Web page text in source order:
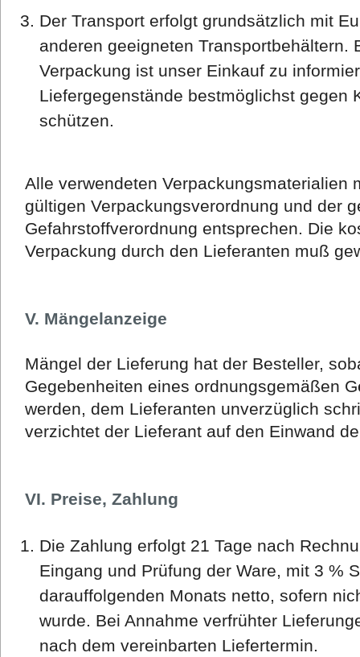
Der Transport erfolgt grundsätzlich mit
anderen geeigneten Transportbehältern.
Verpackung ist unser Einkauf zu
Liefergegenstände bestmöglichst gegen
schützen.
Alle verwendeten Verpackungsmaterialien
gültigen Verpackungsverordnung und der
Gefahrstoffverordnung entsprechen. Die
Verpackung durch den Lieferanten muß
V. Mängelanzeige
Mängel der Lieferung hat der Besteller,
Gegebenheiten eines ordnungsgemäßen
werden, dem Lieferanten unverzüglich
verzichtet der Lieferant auf den Einwand
VI. Preise, Zahlung
Die Zahlung erfolgt 21 Tage nach
Eingang und Prüfung der Ware, mit 3 %
darauffolgenden Monats netto, sofern
wurde. Bei Annahme verfrühter
nach dem vereinbarten Liefertermin.